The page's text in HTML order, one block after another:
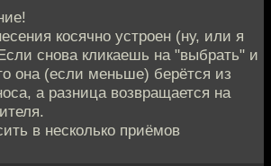
косячно устроен (ну, или я
снова кликаешь на "выбрать" и
она (если меньше) берётся из
а разница возвращается на
в несколько приёмов